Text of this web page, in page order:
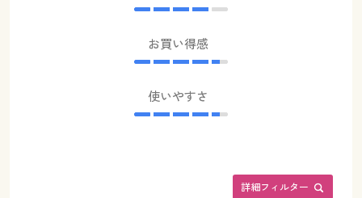
お買い得感
使いやすさ
詳細フィルター